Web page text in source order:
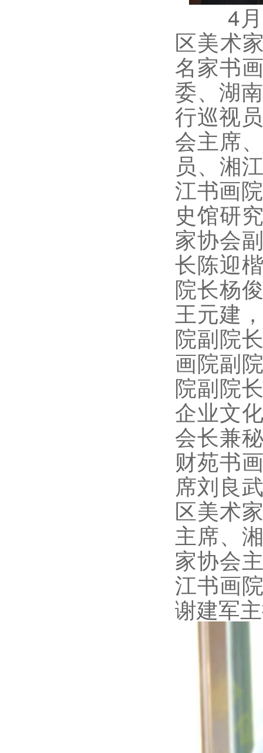
4月
区美术
名家书
委、湖
行巡视
会主席
员、湘
江书画
史馆研
家协会
长陈迎
院长杨
王元建
院副院
画院副
院副院
企业文
会长兼
财苑书
席刘良
区美术
主席、
家协会
江书画
谢建军